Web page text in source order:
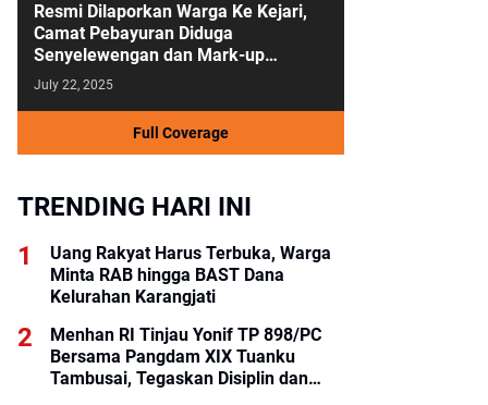
Resmi Dilaporkan Warga Ke Kejari,
Camat Pebayuran Diduga
Senyelewengan dan Mark-up
Anggaran Tahun 2023-2024
July 22, 2025
Full Coverage
TRENDING HARI INI
Uang Rakyat Harus Terbuka, Warga
Minta RAB hingga BAST Dana
Kelurahan Karangjati
Menhan RI Tinjau Yonif TP 898/PC
Bersama Pangdam XIX Tuanku
Tambusai, Tegaskan Disiplin dan